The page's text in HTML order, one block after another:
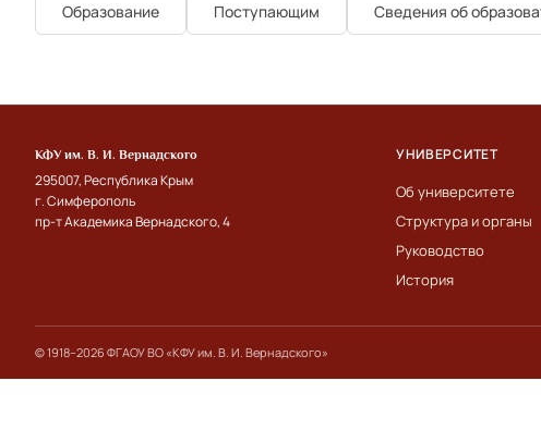
Образование Поступающим Сведения об
КФУ им. В. И. Вернадского
295007, Республика Крым
г. Симферополь
пр-т Академика Вернадского, 4
УНИВЕРСИТЕТ
Об университете
Структура и органы
Руководство
История
© 1918–2026 ФГАОУ ВО «КФУ им. В. И. Вернадского»